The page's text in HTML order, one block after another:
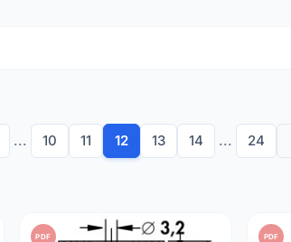
... 10 11 12 13 14 ... 24
PDF PDF